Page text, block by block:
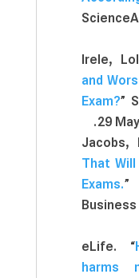
Irele,
and
Exam?”
29
Jacobs,
That
Exams.”
eLife. “
harms